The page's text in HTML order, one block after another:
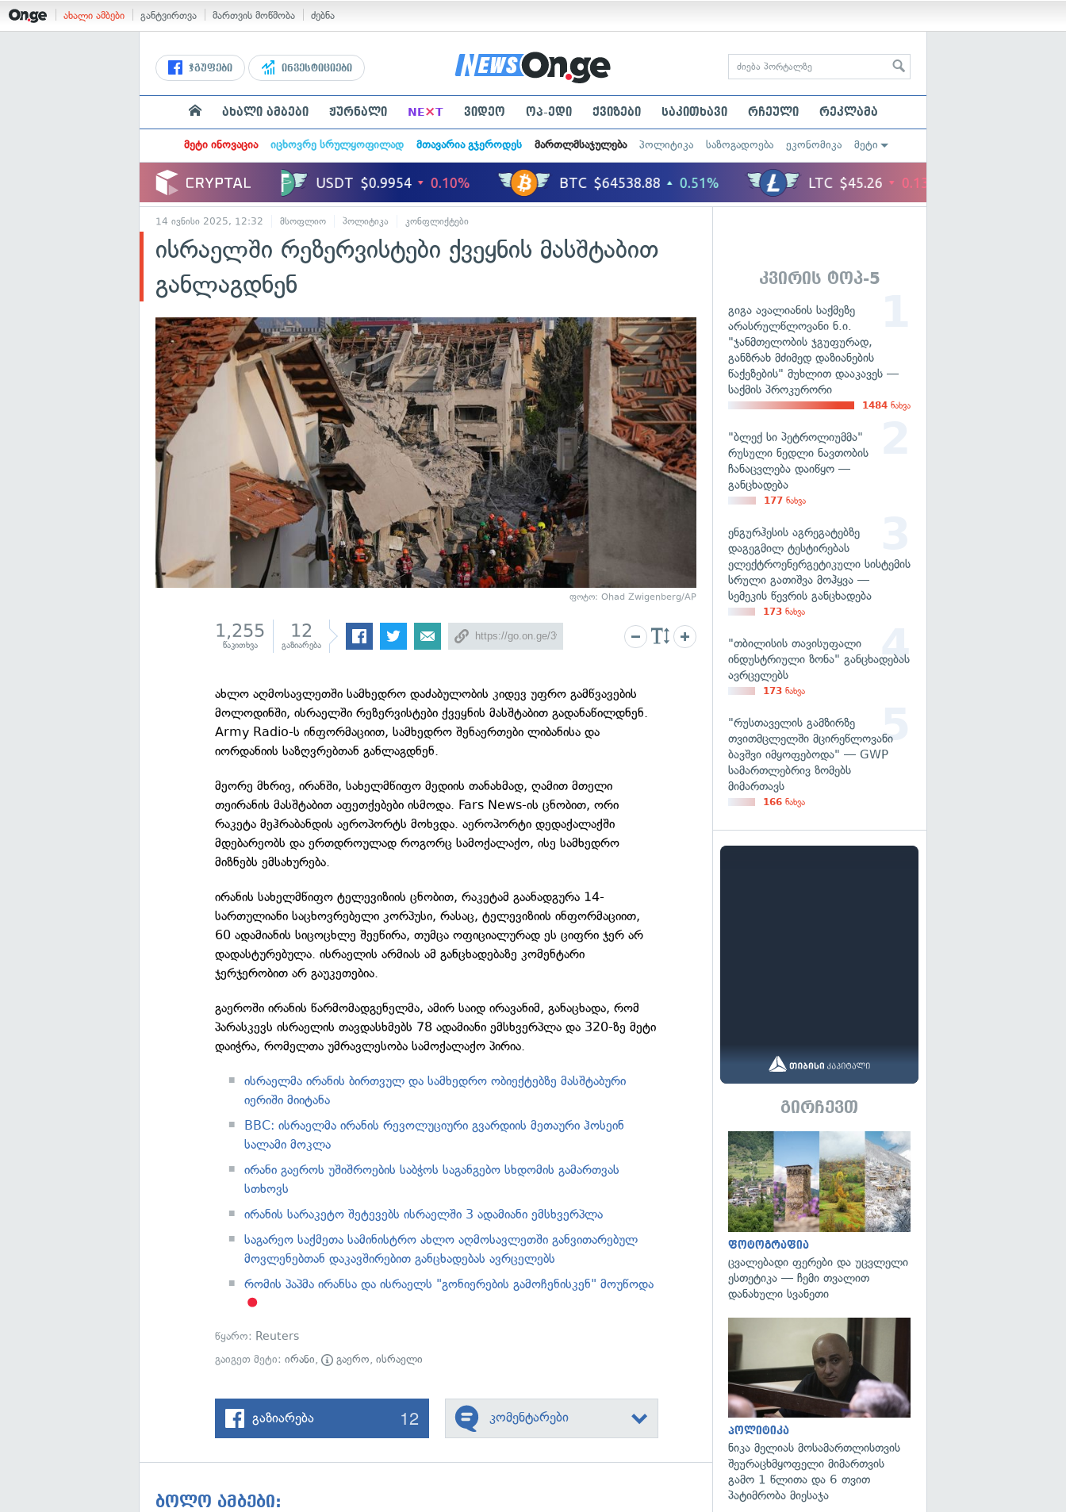
ახალი ამბები განტვირთვა მართვის მოწმობა ძებნა
ჯგუფები ინვესტიციები
ახალი ამბები ჟურნალი NE×T ვიდეო ოპ-ედი ქვიზები საკითხავი რჩეული რეკლამა
მეტი ინოვაცია იცხოვრე სრულყოფილად მთავარია გჯეროდეს მართლმსაჯულება პოლიტიკა საზოგადოება ეკონომიკა მეტი
14 ივნისი 2025, 12:32 მსოფლიო პოლიტიკა კონფლიქტები
ისრაელში რეზერვისტები ქვეყნის მასშტაბით
განლაგდნენ
ფოტო: Ohad Zwigenberg/AP
1,255
წაკითხვა
12
გაზიარება
ახლო აღმოსავლეთში სამხედრო დაძაბულობის კიდევ უფრო გამწვავების
მოლოდინში, ისრაელში რეზერვისტები ქვეყნის მასშტაბით გადანაწილდნენ.
Army Radio-ს ინფორმაციით, სამხედრო შენაერთები ლიბანისა და
იორდანიის საზღვრებთან განლაგდნენ.
მეორე მხრივ, ირანში, სახელმწიფო მედიის თანახმად, ღამით მთელი
თეირანის მასშტაბით აფეთქებები ისმოდა. Fars News-ის ცნობით, ორი
რაკეტა მეჰრაბანდის აეროპორტს მოხვდა. აეროპორტი დედაქალაქში
მდებარეობს და ერთდროულად როგორც სამოქალაქო, ისე სამხედრო
მიზნებს ემსახურება.
ირანის სახელმწიფო ტელევიზიის ცნობით, რაკეტამ გაანადგურა 14-
სართულიანი საცხოვრებელი კორპუსი, რასაც, ტელევიზიის ინფორმაციით,
60 ადამიანის სიცოცხლე შეეწირა, თუმცა ოფიციალურად ეს ციფრი ჯერ არ
დადასტურებულა. ისრაელის არმიას ამ განცხადებაზე კომენტარი
ჯერჯერობით არ გაუკეთებია.
გაეროში ირანის წარმომადგენელმა, ამირ საიდ ირავანიმ, განაცხადა, რომ
პარასკევს ისრაელის თავდასხმებს 78 ადამიანი ემსხვერპლა და 320-ზე მეტი
დაიჭრა, რომელთა უმრავლესობა სამოქალაქო პირია.
ისრაელმა ირანის ბირთვულ და სამხედრო ობიექტებზე მასშტაბური
იერიში მიიტანა
BBC: ისრაელმა ირანის რევოლუციური გვარდიის მეთაური ჰოსეინ
სალამი მოკლა
ირანი გაეროს უშიშროების საბჭოს საგანგებო სხდომის გამართვას
სთხოვს
ირანის სარაკეტო შეტევებს ისრაელში 3 ადამიანი ემსხვერპლა
საგარეო საქმეთა სამინისტრო ახლო აღმოსავლეთში განვითარებულ
მოვლენებთან დაკავშირებით განცხადებას ავრცელებს
რომის პაპმა ირანსა და ისრაელს "გონიერების გამოჩენისკენ" მოუწოდა
წყარო: Reuters
გაიგეთ მეტი:ირანი, გაერო,ისრაელი
გაზიარება 12 კომენტარები
ბოლო ამბები:
კვირის ტოპ-5
გიგა ავალიანის საქმეზე
არასრულწლოვანი ნ.ი.
"ჯანმთელობის ჯგუფურად,
განზრახ მძიმედ დაზიანების
წაქეზების" მუხლით დააკავეს —
საქმის პროკურორი
1484 ნახვა
"ბლექ სი პეტროლიუმმა"
რუსული ნედლი ნავთობის
ჩანაცვლება დაიწყო —
განცხადება
177 ნახვა
ენგურჰესის აგრეგატებზე
დაგეგმილ ტესტირებას
ელექტროენერგეტიკული სისტემის
სრული გათიშვა მოჰყვა —
სემეკის წევრის განცხადება
173 ნახვა
"თბილისის თავისუფალი
ინდუსტრიული ზონა" განცხადებას
ავრცელებს
173 ნახვა
"რუსთაველის გამზირზე
თვითმცლელში მცირეწლოვანი
ბავშვი იმყოფებოდა" — GWP
სამართლებრივ ზომებს
მიმართავს
166 ნახვა
გირჩევთ
ფოტოგრაფია
ცვალებადი ფერები და უცვლელი
ესთეტიკა — ჩემი თვალით
დანახული სვანეთი
პოლიტიკა
ნიკა მელიას მოსამართლისთვის
შეურაცხმყოფელი მიმართვის
გამო 1 წლითა და 6 თვით
პატიმრობა მიესაჯა